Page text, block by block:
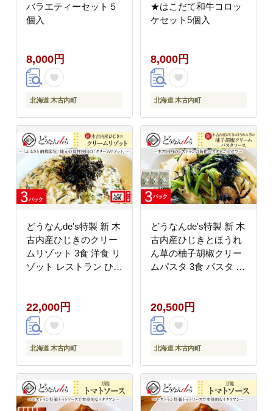
バラエティーセット５
個入
8,000円
北海道 木古内町
★はこだて和牛コロッ
ケセット5個入
8,000円
北海道 木古内町
どうなんde's特製 新 木
古内産ひじきのクリー
ムリゾット 3食 洋食 リ
ゾット レストラン ひき
っさり 人気 お取り寄せ
送料無料 冷凍 北海道
木古内町
22,000円
北海道 木古内町
どうなんde's特製 新 木
古内産ひじきとほうれ
ん草の柚子胡椒クリー
ムパスタ 3食 パスタ 洋
柚子 クリームパスタ レ
ンジ調理 簡単 人気 お
取り寄せ 送料無料 冷凍
北海道 木古内町
20,500円
北海道 木古内町